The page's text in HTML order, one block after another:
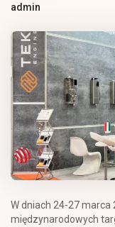
admin
W dniach 24-27 marca
międzynarodowych